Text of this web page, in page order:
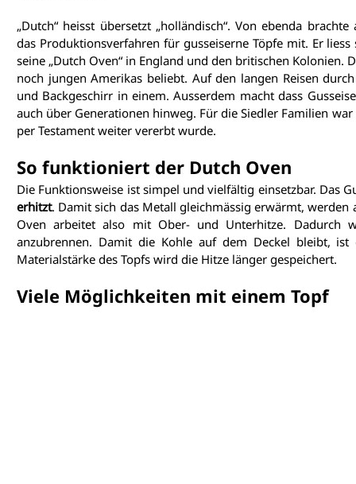
„Dutch“ heisst übersetzt „holländisch“. Von ebenda
das Produktionsverfahren für gusseiserne Töpfe mit. Er
seine „Dutch Oven“ in England und den britischen Kolonien.
noch jungen Amerikas beliebt. Auf den langen Reisen
und Backgeschirr in einem. Ausserdem macht dass
auch über Generationen hinweg. Für die Siedler Familien
per Testament weiter vererbt wurde.
So funktioniert der Dutch Oven
Die Funktionsweise ist simpel und vielfältig einsetzbar. Das
erhitzt. Damit sich das Metall gleichmässig erwärmt, werden
Oven arbeitet also mit Ober- und Unterhitze. Dadurch
anzubrennen. Damit die Kohle auf dem Deckel bleibt,
Materialstärke des Topfs wird die Hitze länger gespeichert.
Viele Möglichkeiten mit einem Topf